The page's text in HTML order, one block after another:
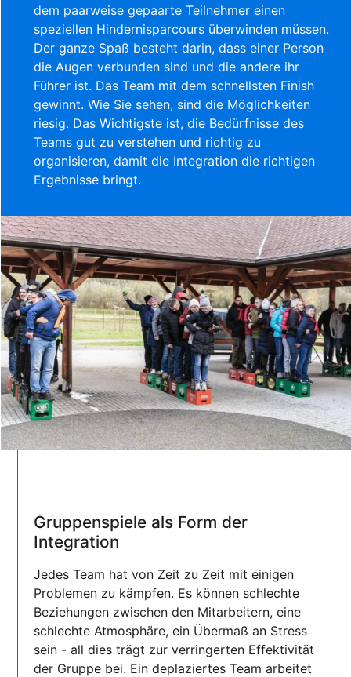
dem paarweise gepaarte Teilnehmer einen
speziellen Hindernisparcours überwinden müssen.
Der ganze Spaß besteht darin, dass einer Person
die Augen verbunden sind und die andere ihr
Führer ist. Das Team mit dem schnellsten Finish
gewinnt. Wie Sie sehen, sind die Möglichkeiten
riesig. Das Wichtigste ist, die Bedürfnisse des
Teams gut zu verstehen und richtig zu
organisieren, damit die Integration die richtigen
Ergebnisse bringt.
Gruppenspiele als Form der
Integration
Jedes Team hat von Zeit zu Zeit mit einigen
Problemen zu kämpfen. Es können schlechte
Beziehungen zwischen den Mitarbeitern, eine
schlechte Atmosphäre, ein Übermaß an Stress
sein - all dies trägt zur verringerten Effektivität
der Gruppe bei. Ein deplaziertes Team arbeitet